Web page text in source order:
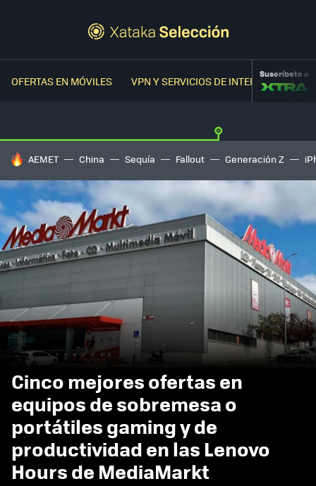
OFERTAS EN MÓVILES VPN Y SERVICIOS DE INTERNETSuscríbete a
HOY SE HABLA DE
AEMET China Sequía Fallout Generación Z
Cinco mejores ofertas en
equipos de sobremesa o
portátiles gaming y de
productividad en las Lenovo
Hours de MediaMarkt